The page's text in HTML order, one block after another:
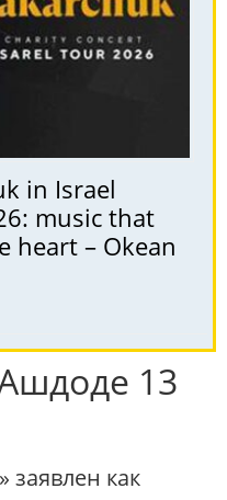
in Israel
music that
heart – Okean
13
заявлен как